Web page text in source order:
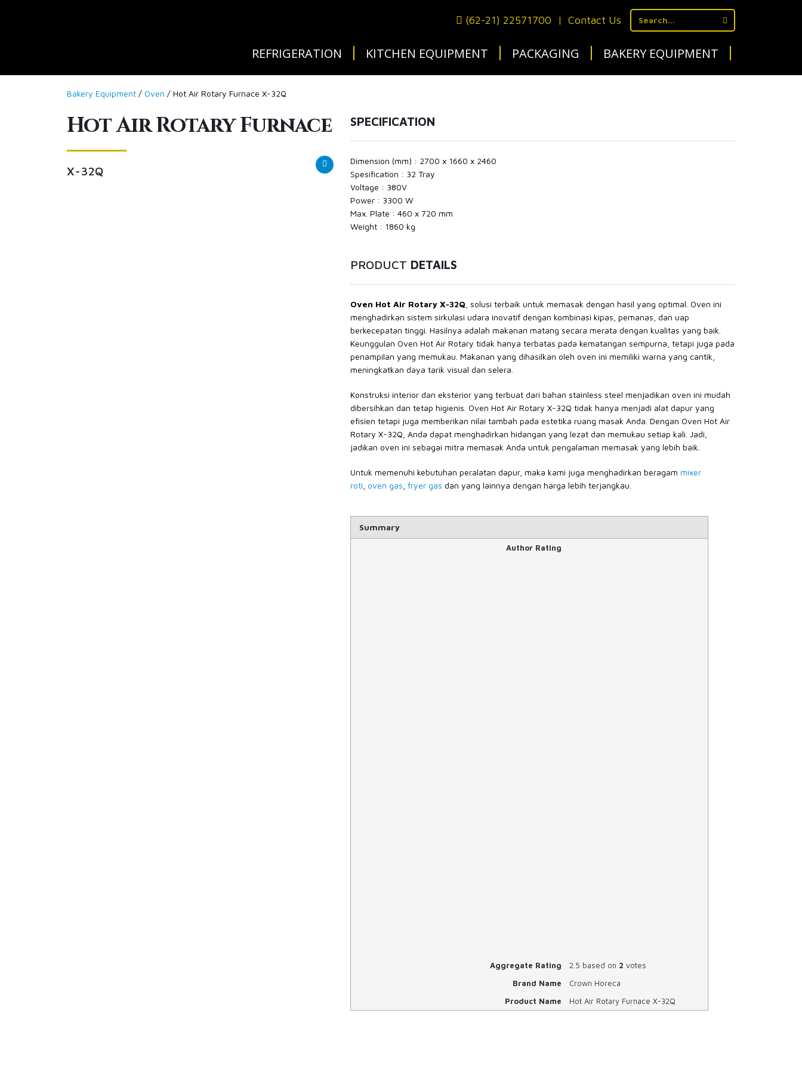
(62-21) 22571700 | Contact Us
REFRIGERATION KITCHEN EQUIPMENT PACKAGING BAKERY EQUIPMENT
Bakery Equipment / Oven / Hot Air Rotary Furnace X-32Q
Hot Air Rotary Furnace
X-32Q
SPECIFICATION
Dimension (mm) : 2700 x 1660 x 2460
Spesification : 32 Tray
Voltage : 380V
Power : 3300 W
Max. Plate : 460 x 720 mm
Weight : 1860 kg
PRODUCT DETAILS
Oven Hot Air Rotary X-32Q , solusi terbaik untuk memasak dengan hasil yang optimal. Oven ini
menghadirkan sistem sirkulasi udara inovatif dengan kombinasi kipas, pemanas, dan uap
berkecepatan tinggi. Hasilnya adalah makanan matang secara merata dengan kualitas yang baik.
Keunggulan Oven Hot Air Rotary tidak hanya terbatas pada kematangan sempurna, tetapi juga pada
penampilan yang memukau. Makanan yang dihasilkan oleh oven ini memiliki warna yang cantik,
meningkatkan daya tarik visual dan selera.
Konstruksi interior dan eksterior yang terbuat dari bahan stainless steel menjadikan oven ini mudah
dibersihkan dan tetap higienis. Oven Hot Air Rotary X-32Q tidak hanya menjadi alat dapur yang
efisien tetapi juga memberikan nilai tambah pada estetika ruang masak Anda. Dengan Oven Hot Air
Rotary X-32Q, Anda dapat menghadirkan hidangan yang lezat dan memukau setiap kali. Jadi,
jadikan oven ini sebagai mitra memasak Anda untuk pengalaman memasak yang lebih baik.
Untuk memenuhi kebutuhan peralatan dapur, maka kami juga menghadirkan beragam mixer
roti oven gas fryer gas dan yang lainnya dengan harga lebih terjangkau.
Summary
Author Rating
Aggregate Rating 2.5 based on 2 votes
Brand Name
Crown Horeca
Product Name
Hot Air Rotary Furnace X-32Q